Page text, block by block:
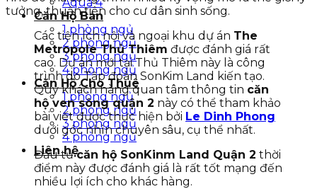
Căn Hộ Bán
1 phòng ngủ
2 phòng ngủ
3 phòng ngủ
4 phòng ngủ
Căn Hộ Cho Thuê
1 phòng ngủ
2 phòng ngủ
3 phòng ngủ
4 phòng ngủ
Liên hệ
tưởng, thuận tiện cho cư dân sinh sống.
Các tiện ích nội và ngoại khu dự án The
Metropole Thủ Thiêm được đánh giá rất
cao. Dự án mới tại Thủ Thiêm này là công
trình do Tập đoàn SonKim Land kiến tạo.
Quý khách hàng quan tâm thông tin căn
hộ ven sông quận 2 này có thể tham khảo
bài viết được thực hiện bởi Le Dinh Phong
dưới góc nhìn chuyên sâu, cụ thể nhất.
Đầu tưcăn hộ SonKinm Land Quận 2 thời
điểm này được đánh giá là rất tốt mạng đến
nhiều lợi ích cho khác hàng.